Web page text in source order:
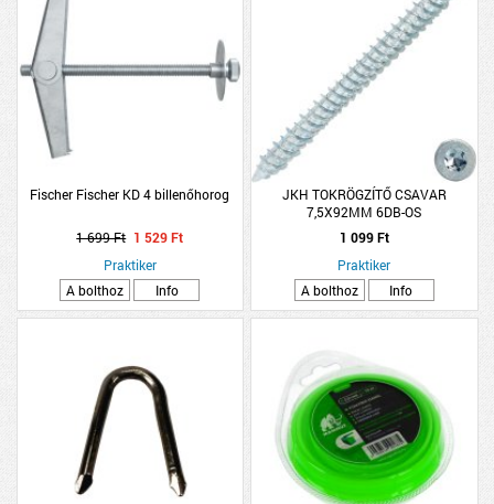
Fischer Fischer KD 4 billenőhorog
1 699 Ft 1 529 Ft
Praktiker
A bolthoz
Info
JKH TOKRÖGZÍTŐ CSAVAR
7,5X92MM 6DB-OS
1 099 Ft
Praktiker
A bolthoz
Info